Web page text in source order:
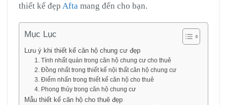
thiết kế đẹp Aftamang đến cho bạn.
Mục Lục
Lưu ý khi thiết kế căn hộ chung cư đẹp
1. Tính nhất quán trong căn hộ chung cư cho thuê
2. Đồng nhất trong thiết kế nội thất căn hộ chung cư
3. Điểm nhấn trong thiết kế căn hộ cho thuê
4. Phong thủy trong căn hộ chung cư
Mẫu thiết kế căn hộ cho thuê đẹp